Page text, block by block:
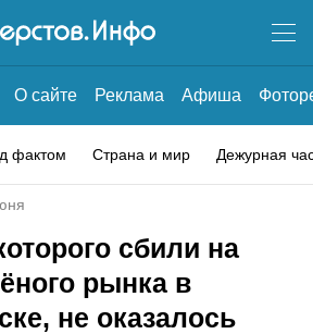
О сайте Реклама Афиша
фактом Страна и мир Дежурная
сбили на
рынка в
не оказалось